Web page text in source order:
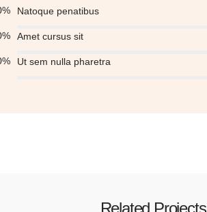
% Natoque penatibus
% Amet cursus sit
% Ut sem nulla pharetra